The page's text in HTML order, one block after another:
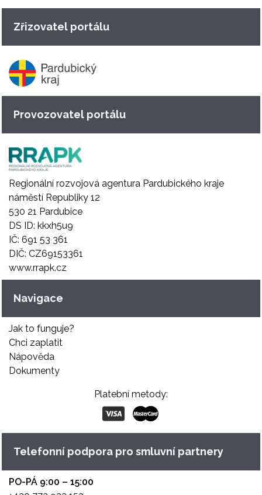
Zřizovatel portálu
Provozovatel portálu
Regionální rozvojová agentura Pardubického kraje
náměstí Republiky 12
530 21 Pardubice
DS ID: kkxh5u9
IČ: 691 53 361
DIČ: CZ69153361
www.rrapk.cz
Navigace
Jak to funguje?
Chci zaplatit
Nápověda
Dokumenty
Platební metody:
Telefonní podpora pro smluvní partnery
PO-PÁ 9:00 – 15:00